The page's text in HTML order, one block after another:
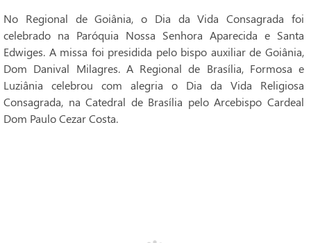
No Regional de Goiânia, o Dia da Vida Consagrada foi
celebrado na Paróquia Nossa Senhora Aparecida e Santa
Edwiges. A missa foi presidida pelo bispo auxiliar de Goiânia,
Dom Danival Milagres. A Regional de Brasília, Formosa e
Luziânia celebrou com alegria o Dia da Vida Religiosa
Consagrada, na Catedral de Brasília pelo Arcebispo Cardeal
Dom Paulo Cezar Costa.